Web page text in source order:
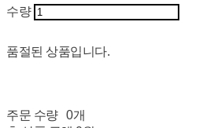
수량
품절된 상품입니다.
주문 수량
0개